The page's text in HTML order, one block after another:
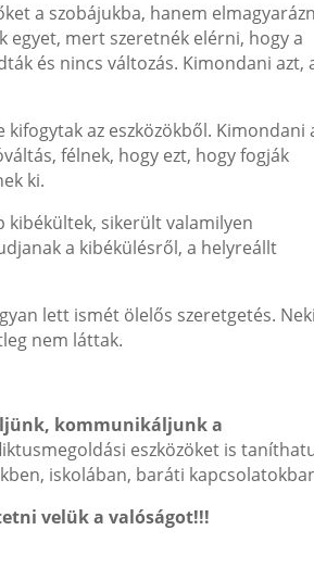
a szobájukba, hanem
egyet, mert szeretnék elérni, hogy a
és nincs változás. Kimondani azt,
kifogytak az eszközökből. Kimondani
félnek, hogy ezt, hogy fogják
ki.
kibékültek, sikerült valamilyen
a kibékülésről, a helyreállt
lett ismét ölelős szeretgetés.
nem láttak.
kommunikáljunk a
eszközöket is
iskolában, baráti
velük a valóságot!!!